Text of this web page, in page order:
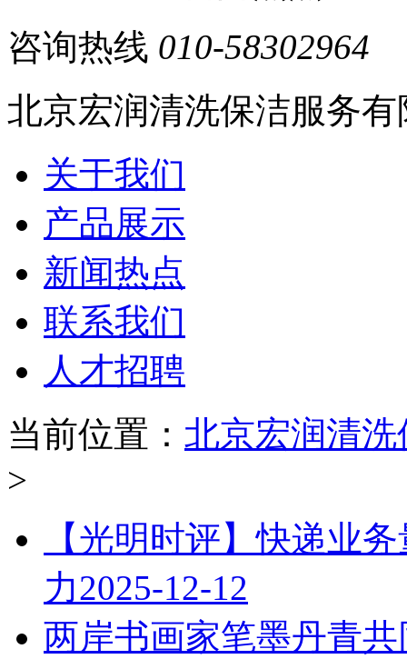
咨询热线 010-58302964
北京宏润清洗保洁服务有
关于我们
产品展示
新闻热点
联系我们
人才招聘
当前位置： 北京宏润清
>
【光明时评】快递业
力2025-12-12
两岸书画家笔墨丹青